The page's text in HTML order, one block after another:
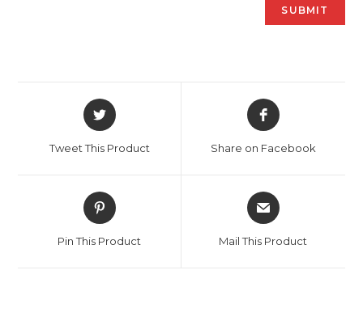
Opens
in
new
Tweet This Product
Opens
in
new
Share on Facebook
Opens
in
new
Pin This Product
Opens
in
new
Mail This Product